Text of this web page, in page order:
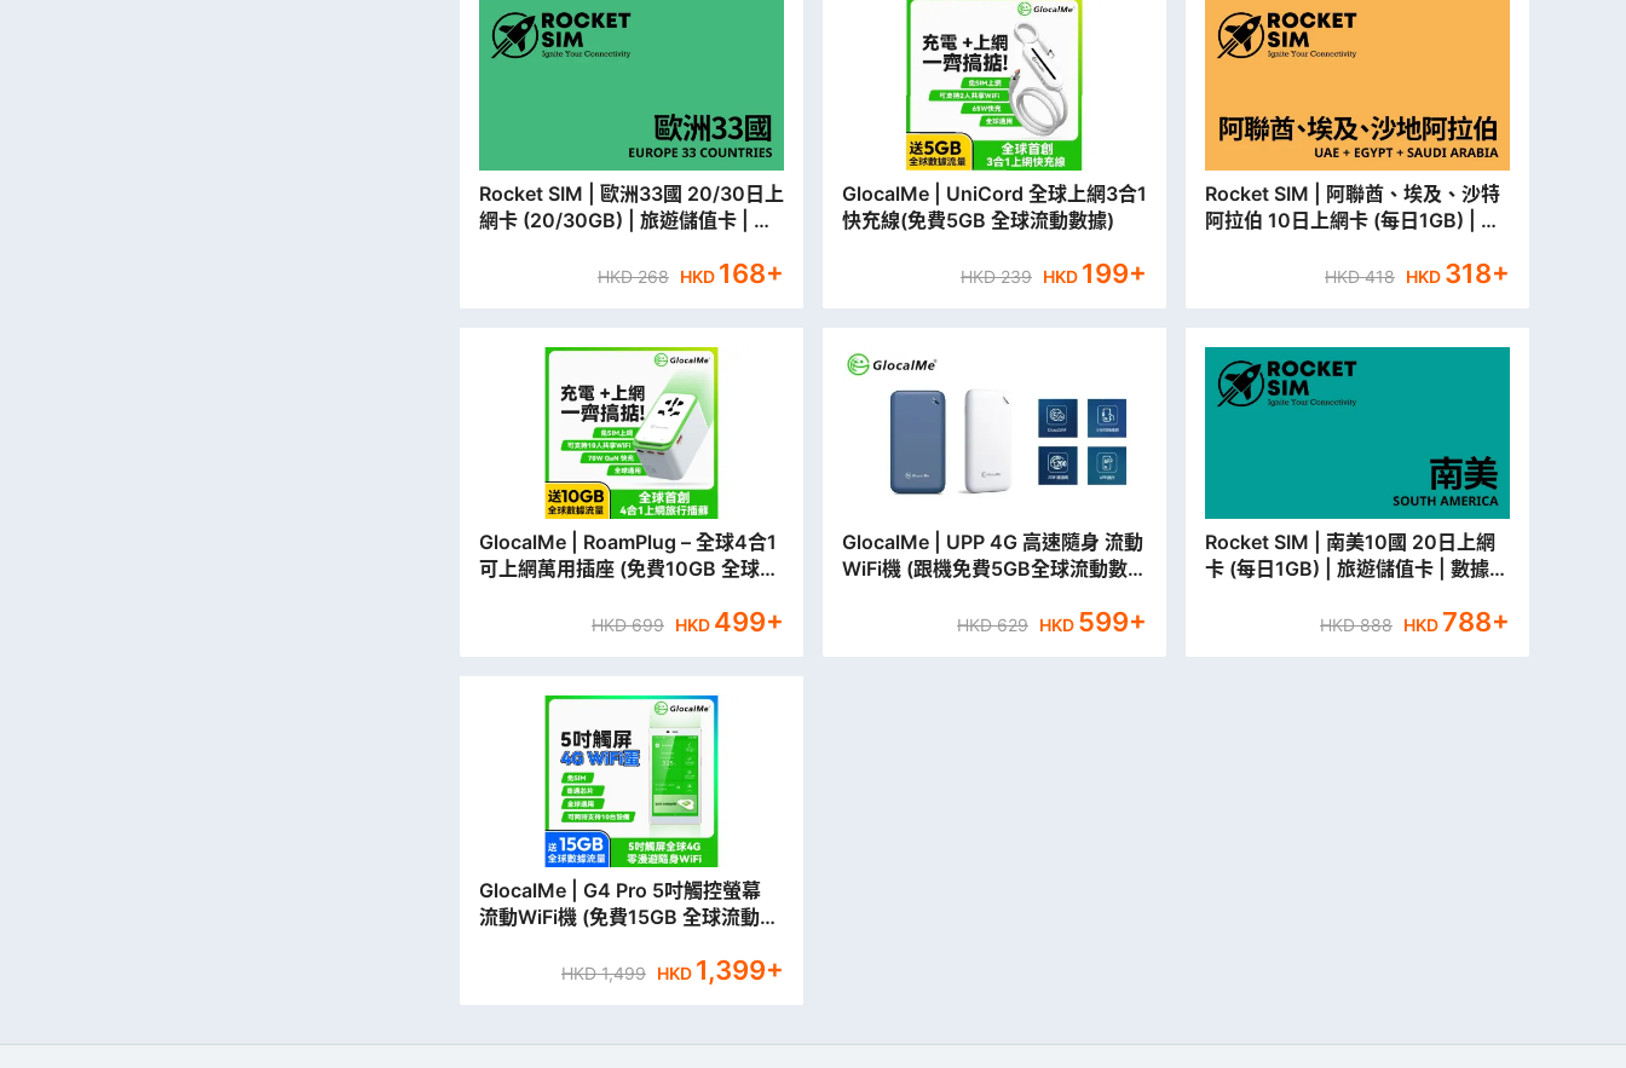
Rocket SIM | 歐洲33國 20/30日上
網卡 (20/30GB) | 旅遊儲值卡 | 數
HKD268 HKD 168+
GlocalMe | UniCord 全球上網3合1
快充線(免費5GB 全球流動數據)
HKD239 HKD 199+
Rocket SIM | 阿聯酋、埃及、沙特
阿拉伯 10日上網卡 (每日1GB) | 旅
本地平郵寄出】HKD418 HKD 318+
GlocalMe | RoamPlug – 全球4合1
可上網萬用插座 (免費10GB 全球流
HKD699 HKD 499+
GlocalMe | UPP 4G 高速隨身 流動
WiFi機 (跟機免費5GB全球流動數
HKD629 HKD 599+
Rocket SIM | 南美10國 20日上網
卡 (每日1GB) | 旅遊儲值卡 | 數據卡
HKD888 HKD 788+
GlocalMe | G4 Pro 5吋觸控螢幕
流動WiFi機 (免費15GB 全球流動數
HKD1,499 HKD 1,399+